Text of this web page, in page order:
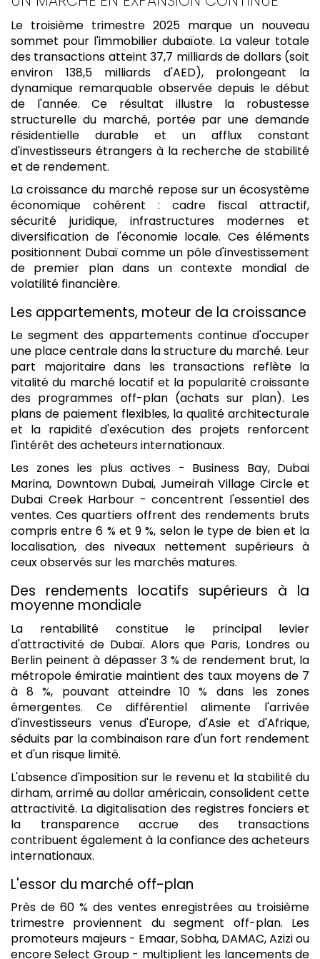
Le troisième trimestre 2025 marque un nouveau
sommet pour l'immobilier dubaïote. La valeur totale
des transactions atteint 37,7 milliards de dollars (soit
environ 138,5 milliards d'AED), prolongeant la
dynamique remarquable observée depuis le début
de l'année. Ce résultat illustre la robustesse
structurelle du marché, portée par une demande
résidentielle durable et un afflux constant
d'investisseurs étrangers à la recherche de stabilité
et de rendement.
La croissance du marché repose sur un écosystème
économique cohérent : cadre fiscal attractif,
sécurité juridique, infrastructures modernes et
diversification de l'économie locale. Ces éléments
positionnent Dubaï comme un pôle d'investissement
de premier plan dans un contexte mondial de
volatilité financière.
Les appartements, moteur de la croissance
Le segment des appartements continue d'occuper
une place centrale dans la structure du marché. Leur
part majoritaire dans les transactions reflète la
vitalité du marché locatif et la popularité croissante
des programmes off-plan (achats sur plan). Les
plans de paiement flexibles, la qualité architecturale
et la rapidité d'exécution des projets renforcent
l'intérêt des acheteurs internationaux.
Les zones les plus actives - Business Bay, Dubai
Marina, Downtown Dubai, Jumeirah Village Circle et
Dubai Creek Harbour - concentrent l'essentiel des
ventes. Ces quartiers offrent des rendements bruts
compris entre 6 % et 9 %, selon le type de bien et la
localisation, des niveaux nettement supérieurs à
ceux observés sur les marchés matures.
Des rendements locatifs supérieurs à la
moyenne mondiale
La rentabilité constitue le principal levier
d'attractivité de Dubaï. Alors que Paris, Londres ou
Berlin peinent à dépasser 3 % de rendement brut, la
métropole émiratie maintient des taux moyens de 7
à 8 %, pouvant atteindre 10 % dans les zones
émergentes. Ce différentiel alimente l'arrivée
d'investisseurs venus d'Europe, d'Asie et d'Afrique,
séduits par la combinaison rare d'un fort rendement
et d'un risque limité.
L'absence d'imposition sur le revenu et la stabilité du
dirham, arrimé au dollar américain, consolident cette
attractivité. La digitalisation des registres fonciers et
la transparence accrue des transactions
contribuent également à la confiance des acheteurs
internationaux.
L'essor du marché off-plan
Près de 60 % des ventes enregistrées au troisième
trimestre proviennent du segment off-plan. Les
promoteurs majeurs - Emaar, Sobha, DAMAC, Azizi ou
encore Select Group - multiplient les lancements de